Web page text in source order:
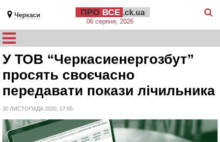
Черкаси ПРО ВСЕ .ck.ua
06 серпня, 2026
У ТОВ “Черкасиенергозбут”
просять своєчасно
передавати покази лічильника
30 ЛИСТОПАДА 2020, 17:55